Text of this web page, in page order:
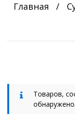
Главная /
Товаров,
обнаружено.